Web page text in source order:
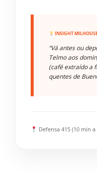
INSIGHT
“Vá antes ou
Telmo aos
(café extraído a
quentes de
Defensa 415 (10 min a